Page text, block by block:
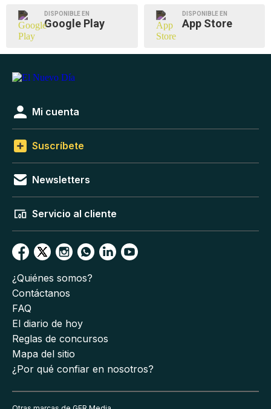
DISPONIBLE EN
Google Play
DISPONIBLE EN
App Store
Mi cuenta
Suscríbete
Newsletters
Servicio al cliente
¿Quiénes somos?
Contáctanos
FAQ
El diario de hoy
Reglas de concursos
Mapa del sitio
¿Por qué confiar en nosotros?